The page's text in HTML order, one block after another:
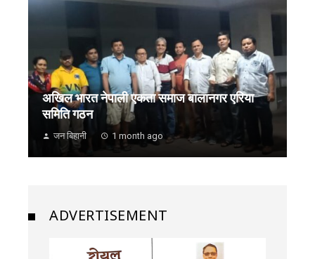
अखिल भारत नेपाली एकता समाज बालानगर एरिया
समिति गठन
जन बिहानी 1 month ago
ADVERTISEMENT